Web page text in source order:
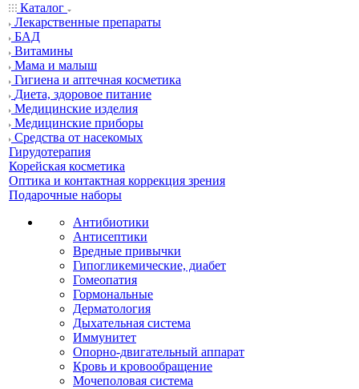
Каталог
Лекарственные препараты
БАД
Витамины
Мама и малыш
Гигиена и аптечная косметика
Диета, здоровое питание
Медицинские изделия
Медицинские приборы
Средства от насекомых
Гирудотерапия
Корейская косметика
Оптика и контактная коррекция зрения
Подарочные наборы
Антибиотики
Антисептики
Вредные привычки
Гипогликемические, диабет
Гомеопатия
Гормональные
Дерматология
Дыхательная система
Иммунитет
Опорно-двигательный аппарат
Кровь и кровообращение
Мочеполовая система